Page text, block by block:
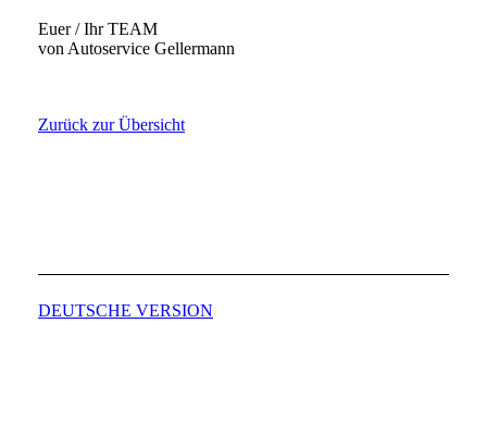
Euer / Ihr TEAM
von Autoservice Gellermann
Zurück zur Übersicht
DEUTSCHE VERSION